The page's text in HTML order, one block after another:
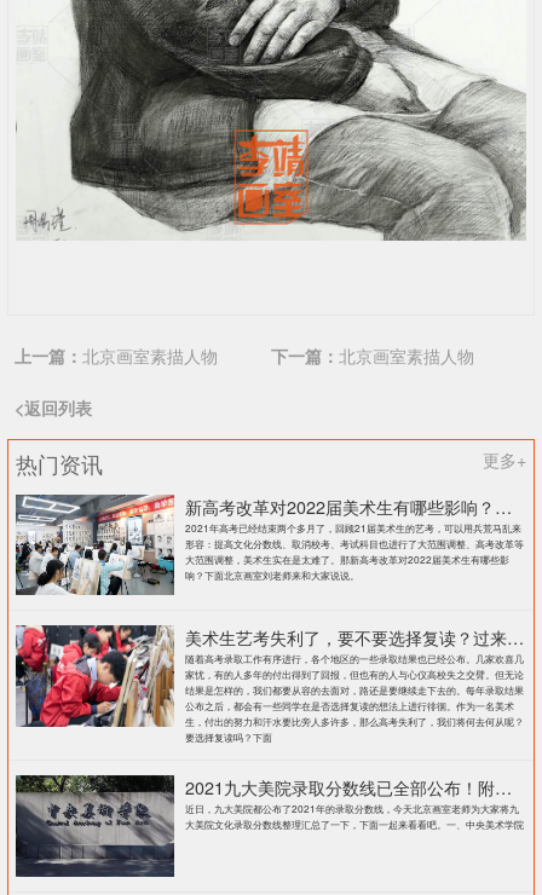
上一篇： 北京画室素描人物 下一篇： 北京画室素描人物
<返回列表
热门资讯
更多+
新高考改革对2022届美术生有哪些影响？北京画室刘老师来和大家说说
2021年高考已经结束两个多月了，回顾21届美术生的艺考，可以用兵荒马乱来
形容：提高文化分数线、取消校考、考试科目也进行了大范围调整、高考改革等
大范围调整，美术生实在是太难了。那新高考改革对2022届美术生有哪些影
响？下面北京画室刘老师来和大家说说。
美术生艺考失利了，要不要选择复读？过来人提出这几点建议
随着高考录取工作有序进行，各个地区的一些录取结果也已经公布。几家欢喜几
家忧，有的人多年的付出得到了回报，但也有的人与心仪高校失之交臂。但无论
结果是怎样的，我们都要从容的去面对，路还是要继续走下去的。每年录取结果
公布之后，都会有一些同学在是否选择复读的想法上进行徘徊。作为一名美术
生，付出的努力和汗水要比旁人多许多，那么高考失利了，我们将何去何从呢？
要选择复读吗？下面
2021九大美院录取分数线已全部公布！附各大院校录取分数线汇总！
近日，九大美院都公布了2021年的录取分数线，今天北京画室老师为大家将九
大美院文化录取分数线整理汇总了一下，下面一起来看看吧。一、中央美术学院